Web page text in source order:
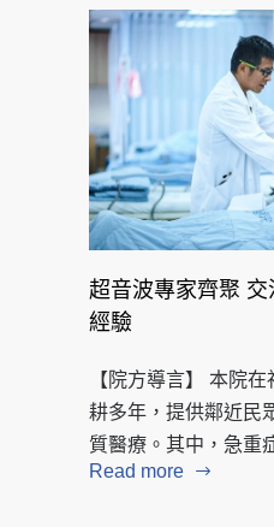
超音波專家齊聚
經驗
【院方導言】 本院
耕多年，提供鄰近民
質醫療。其中，急重
Read more